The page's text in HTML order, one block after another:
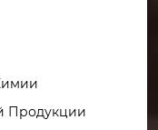
Продукции